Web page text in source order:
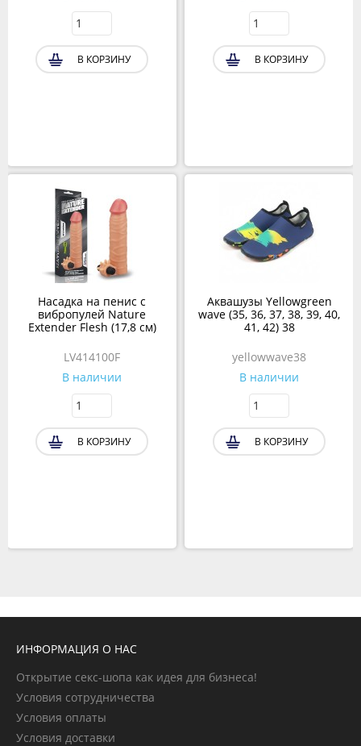
В КОРЗИНУ
Насадка на пенис с
вибропулей Nature
Extender Flesh (17,8 см)
LV414100F
В наличии
В КОРЗИНУ
В КОРЗИНУ
Аквашузы Yellowgreen
wave (35, 36, 37, 38, 39, 40,
41, 42) 38
yellowwave38
В наличии
В КОРЗИНУ
ИНФОРМАЦИЯ О НАС
Открытие секс-шопа как идея для бизнеса!
Условия сотрудничества
Условия оплаты
Условия доставки